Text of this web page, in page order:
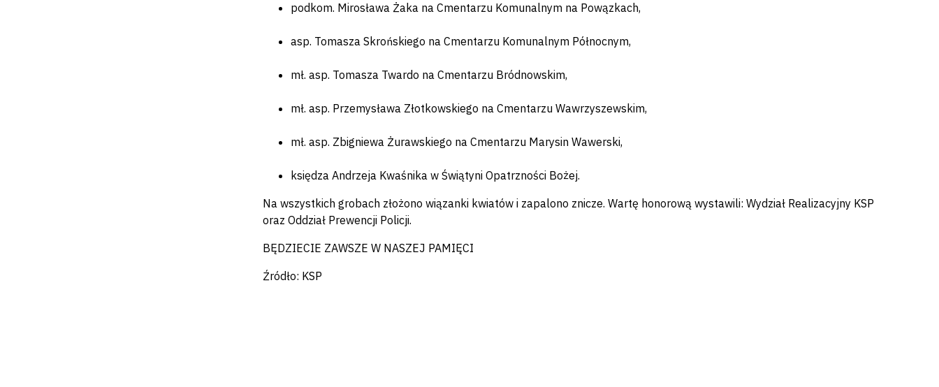
podkom. Mirosława Żaka na Cmentarzu Komunalnym na Powązkach,
asp. Tomasza Skrońskiego na Cmentarzu Komunalnym Północnym,
mł. asp. Tomasza Twardo na Cmentarzu Bródnowskim,
mł. asp. Przemysława Złotkowskiego na Cmentarzu Wawrzyszewskim,
mł. asp. Zbigniewa Żurawskiego na Cmentarzu Marysin Wawerski,
księdza Andrzeja Kwaśnika w Świątyni Opatrzności Bożej.
Na wszystkich grobach złożono wiązanki kwiatów i zapalono znicze. Wartę honorową wystawili: Wydział Realizacyjny KSP
oraz Oddział Prewencji Policji.
BĘDZIECIE ZAWSZE W NASZEJ PAMIĘCI
Źródło: KSP